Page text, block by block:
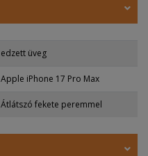
edzett üveg
Apple iPhone 17 Pro Max
Átlátszó fekete peremmel